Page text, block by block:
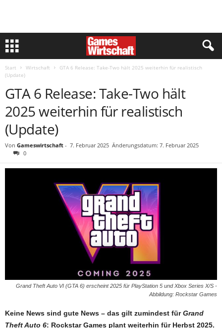
Start Wirtschaft
GTA 6 Release: Take-Two hält 2025 weiterhin für realistisch
(Update)
GTA 6 Release: Take-Two hält
2025 weiterhin für realistisch
(Update)
Von Gameswirtschaft - 7. Februar 2025 Änderungsdatum: 7. Februar 2025
0
Grand Theft Auto VI (GTA 6) erscheint 2025 für PlayStation 5 und Xbox Series X/S -
Abbildung: Rockstar Games
Keine News sind gute News – das gilt zumindest fürGrand
Theft Auto 6: Rockstar Games plant weiterhin für Herbst 2025.